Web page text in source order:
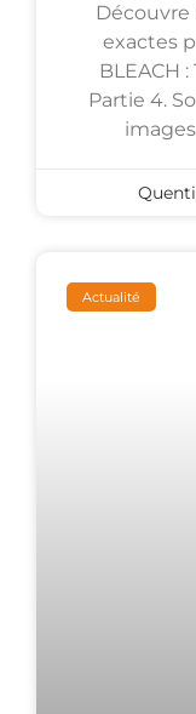
Découvre
exactes
BLEACH
Partie 4.
Actualité